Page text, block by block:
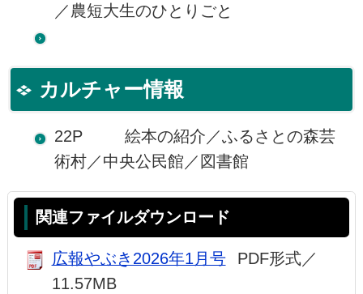
／農短大生のひとりごと
カルチャー情報
22P 絵本の紹介／ふるさとの森芸
術村／中央公民館／図書館
関連ファイルダウンロード
広報やぶき2026年1月号
PDF形式／
11.57MB